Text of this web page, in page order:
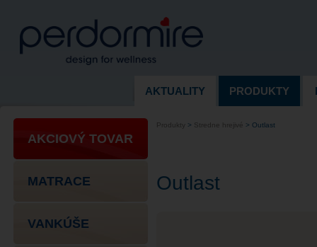
AKTUALITY PRODUKTY
AKCIOVÝ TOVAR
MATRACE
VANKÚŠE
Produkty > Stredne hrejivé > Outlast
Outlast